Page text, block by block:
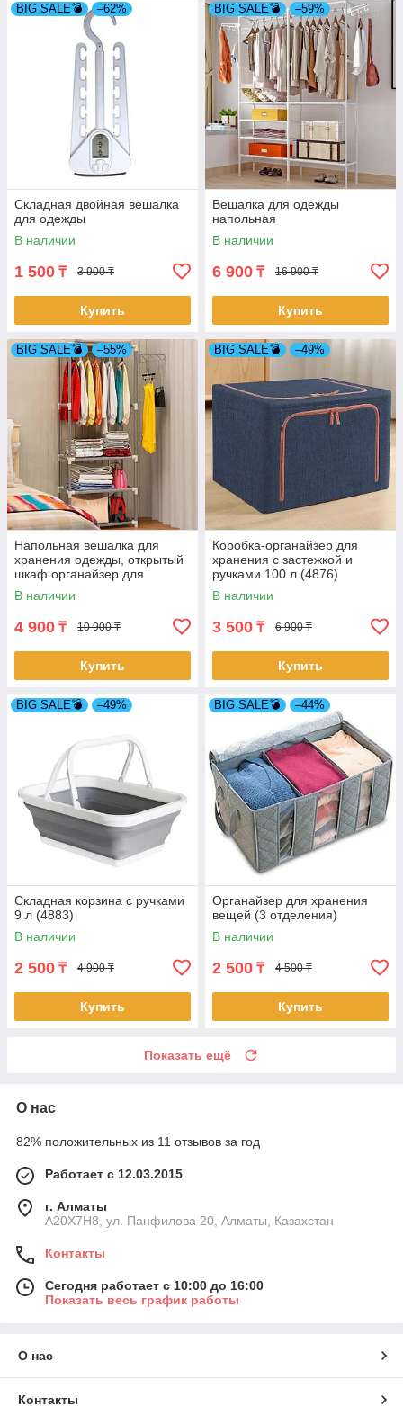
BIG SALE💣 –62%
Складная двойная вешалка
для одежды
В наличии
1 500 ₸ 3 900 ₸
Купить
BIG SALE💣 –59%
Вешалка для одежды
напольная
В наличии
6 900 ₸ 16 900 ₸
Купить
BIG SALE💣 –55%
Напольная вешалка для
хранения одежды, открытый
шкаф органайзер для
одежды на 4 полки
В наличии
4 900 ₸ 10 900 ₸
Купить
BIG SALE💣 –49%
Коробка-органайзер для
хранения с застежкой и
ручками 100 л (4876)
В наличии
3 500 ₸ 6 900 ₸
Купить
BIG SALE💣 –49%
Складная корзина с ручками
9 л (4883)
В наличии
2 500 ₸ 4 900 ₸
Купить
BIG SALE💣 –44%
Органайзер для хранения
вещей (3 отделения)
В наличии
2 500 ₸ 4 500 ₸
Купить
Показать ещё
О нас
82% положительных из 11 отзывов за год
Работает с 12.03.2015
г. Алматы
A20X7H8, ул. Панфилова 20, Алматы, Казахстан
Контакты
Сегодня работает с 10:00 до 16:00
Показать весь график работы
О нас
Контакты